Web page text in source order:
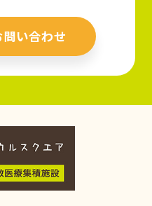
い合わせ